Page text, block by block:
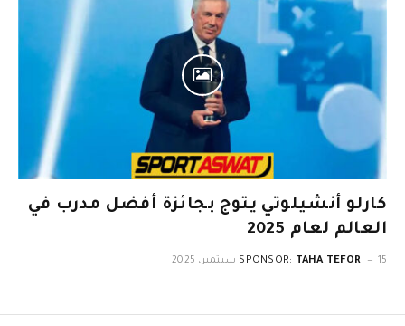
كارلو أنشيلوتي يتوج بجائزة أفضل مدرب في
العالم لعام 2025
SPONSOR: TAHA TEFOR 15 سبتمبر، 2025